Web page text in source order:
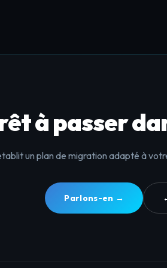
à passer
un plan de migration adapté à
Parlons-en →